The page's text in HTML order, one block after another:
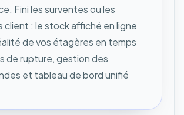
Fini les surventes ou les
: le stock affiché en ligne
de vos étagères en temps
de rupture, gestion des
et tableau de bord unifié